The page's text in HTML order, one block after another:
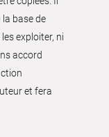
la base de
exploiter, ni
accord
et fera